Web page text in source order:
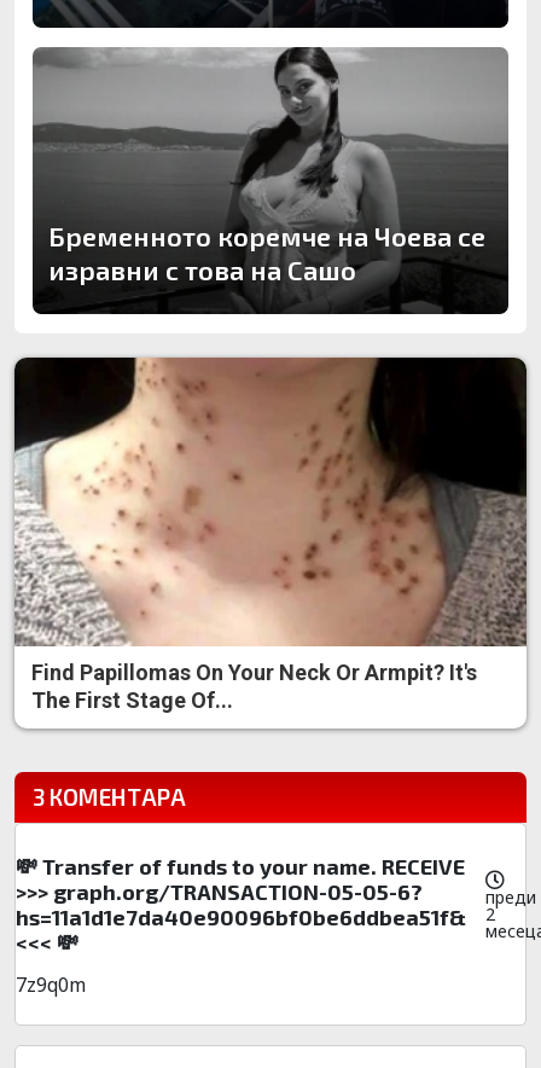
Бременното коремче на Чоева се
изравни с това на Сашо
Find Papillomas On Your Neck Or Armpit? It's
The First Stage Of...
3 КОМЕНТАРА
💸 Transfer of funds to your name. RECEIVE
>>> graph.org/TRANSACTION-05-05-6?
hs=11a1d1e7da40e90096bf0be6ddbea51f&
<<< 💸
преди
2
7z9q0m